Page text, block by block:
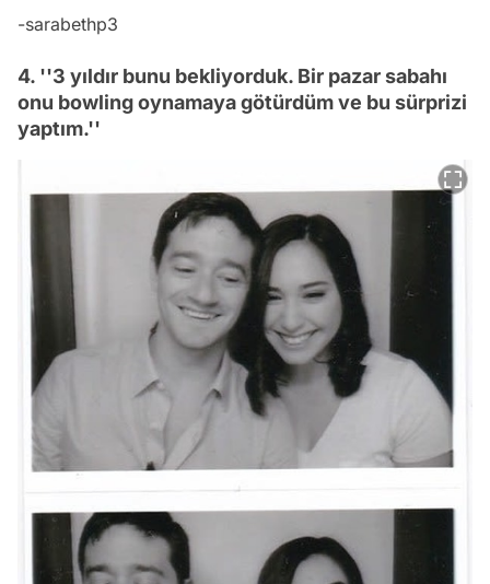
-sarabethp3
4. ''3 yıldır bunu bekliyorduk. Bir pazar sabahı
onu bowling oynamaya götürdüm ve bu sürprizi
yaptım.''